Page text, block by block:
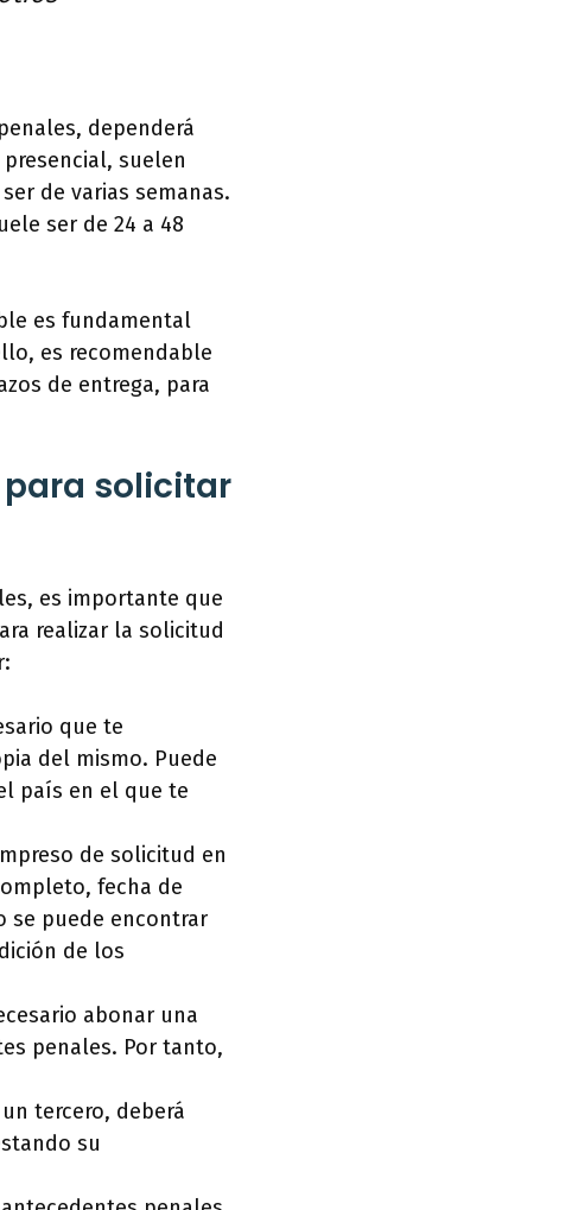
dependerá
suelen
de varias semanas.
ser de 24 a 48
es fundamental
es recomendable
de entrega, para
solicitar
es importante que
realizar la solicitud
que te
del mismo. Puede
país en el que te
de solicitud en
fecha de
se puede encontrar
de los
abonar una
penales. Por tanto,
tercero, deberá
su